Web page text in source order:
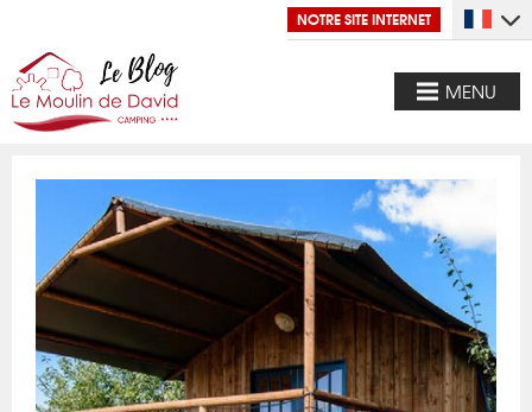
NOTRE SITE INTERNET
MENU